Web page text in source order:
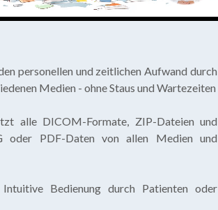
personellen und zeitlichen Aufwand durch
Medien - ohne Staus und Wartezeiten
alle DICOM-Formate, ZIP-Dateien und
oder PDF-Daten von allen Medien und
Intuitive Bedienung durch Patienten oder